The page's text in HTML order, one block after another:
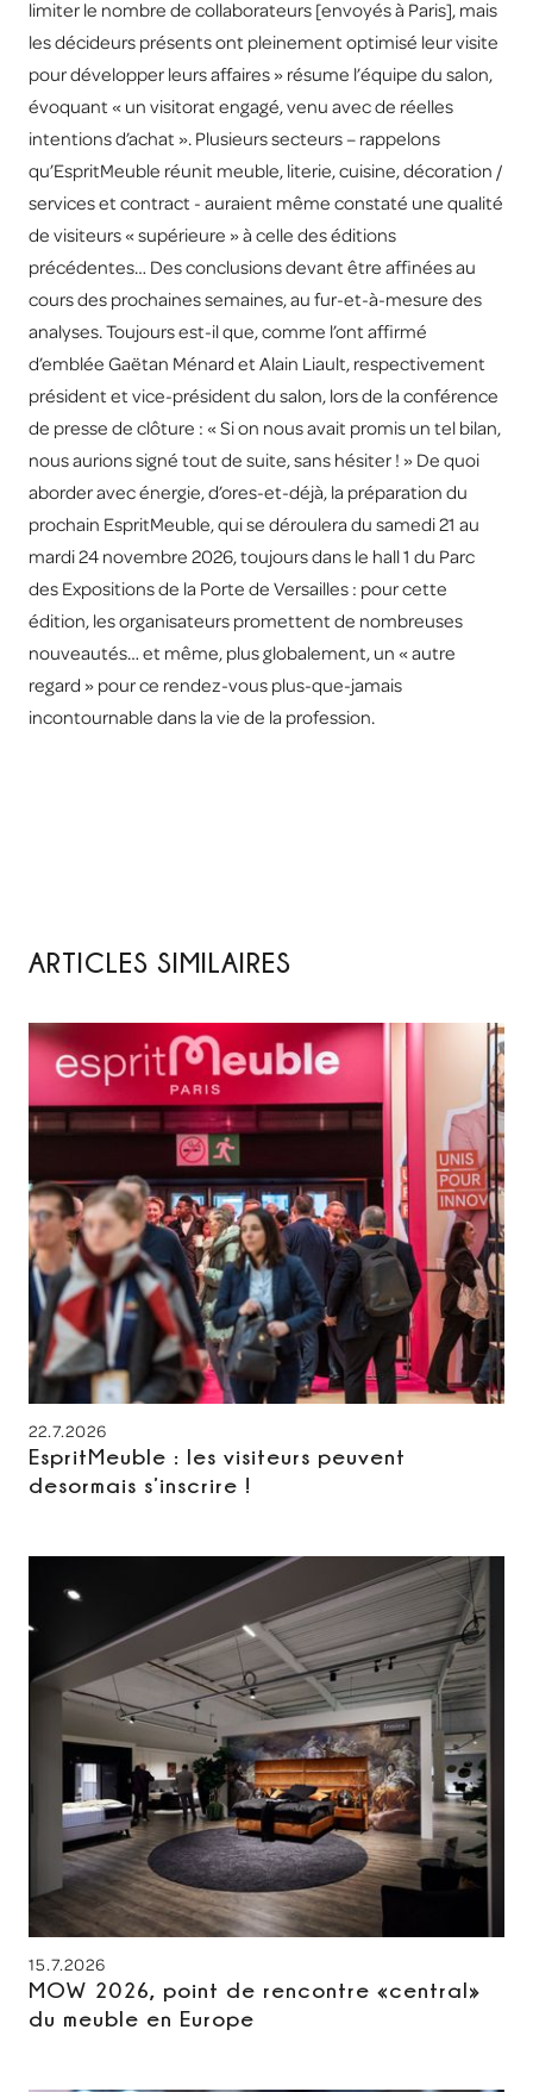
limiter le nombre de collaborateurs [envoyés à Paris], mais
les décideurs présents ont pleinement optimisé leur visite
pour développer leurs affaires » résume l’équipe du salon,
évoquant « un visitorat engagé, venu avec de réelles
intentions d’achat ». Plusieurs secteurs – rappelons
qu’EspritMeuble réunit meuble, literie, cuisine, décoration /
services et contract - auraient même constaté une qualité
de visiteurs « supérieure » à celle des éditions
précédentes… Des conclusions devant être affinées au
cours des prochaines semaines, au fur-et-à-mesure des
analyses. Toujours est-il que, comme l’ont affirmé
d’emblée Gaëtan Ménard et Alain Liault, respectivement
président et vice-président du salon, lors de la conférence
de presse de clôture : « Si on nous avait promis un tel bilan,
nous aurions signé tout de suite, sans hésiter ! » De quoi
aborder avec énergie, d’ores-et-déjà, la préparation du
prochain EspritMeuble, qui se déroulera du samedi 21 au
mardi 24 novembre 2026, toujours dans le hall 1 du Parc
des Expositions de la Porte de Versailles : pour cette
édition, les organisateurs promettent de nombreuses
nouveautés… et même, plus globalement, un « autre
regard » pour ce rendez-vous plus-que-jamais
incontournable dans la vie de la profession.
ARTICLES SIMILAIRES
22.7.2026
EspritMeuble : les visiteurs peuvent
desormais s’inscrire !
15.7.2026
MOW 2026, point de rencontre «central»
du meuble en Europe